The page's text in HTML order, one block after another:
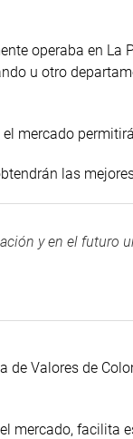
operaba en
u otro
mercado
las
y en el futuro
de Valores de
mercado, facilita